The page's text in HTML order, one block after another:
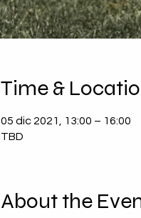
Time &
05 dic 2021, 13:00 – 16:00
TBD
About the